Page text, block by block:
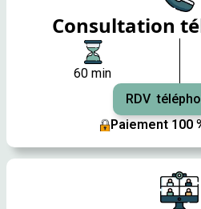
Consultation
60 min
RDV
Paiement 100